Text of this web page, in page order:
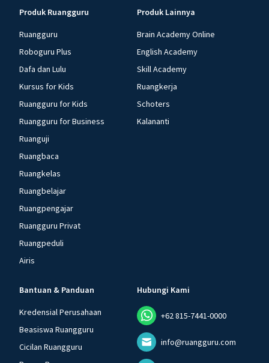
Produk Ruangguru
Ruangguru
Roboguru Plus
Dafa dan Lulu
Kursus for Kids
Ruangguru for Kids
Ruangguru for Business
Ruanguji
Ruangbaca
Ruangkelas
Ruangbelajar
Ruangpengajar
Ruangguru Privat
Ruangpeduli
Airis
Produk Lainnya
Brain Academy Online
English Academy
Skill Academy
Ruangkerja
Schoters
Kalananti
Bantuan & Panduan
Kredensial Perusahaan
Beasiswa Ruangguru
Cicilan Ruangguru
Hubungi Kami
+62 815-7441-0000
info@ruangguru.com